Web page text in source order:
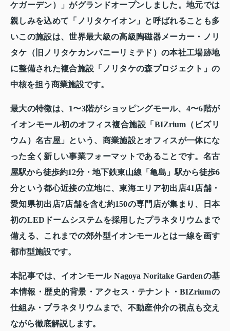
ケガーデン）」がグランドオープンしました。地元では
親しみを込めて「ノリタケイオン」と呼ばれることも多
いこの施設は、世界最大級の高級陶磁器メーカー・ノリ
タケ（旧ノリタケカンパニーリミテド）の本社工場跡地
に整備された複合施設「ノリタケの森プロジェクト」の
中核を担う商業施設です。
最大の特徴は、1〜3階がショッピングモール、4〜6階が
イオンモール初のオフィス複合施設「BIZrium（ビズリ
ウム）名古屋」という、商業施設とオフィスが一体にな
った全く新しい事業フォーマットであることです。名古
屋駅から徒歩約12分・地下鉄東山線「亀島」駅から徒歩6
分という都心近接の立地に、東海エリア初出店41店舗・
愛知県初出店7店舗を含む約150の専門店が集まり、日本
初のLEDドームシステムを採用したプラネタリウムまで
備える、これまでの郊外型イオンモールとは一線を画す
都市型施設です。
本記事では、イオンモール Nagoya Noritake Gardenの基
本情報・歴史的背景・アクセス・テナント・BIZriumの
仕組み・プラネタリウムまで、不動産仲介の視点も交え
ながら徹底解説します。